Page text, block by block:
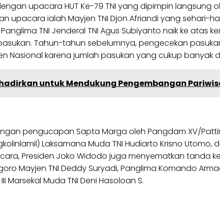
upacara HUT Ke-79 TNI yang dipimpin langsung
upacara ialah Mayjen TNI Djon Afriandi yang sehari-
TNI Jenderal TNI Agus Subiyanto naik ke
Tahun-tahun sebelumnya, pengecekan
Nasional karena jumlah pasukan yang cukup
untuk Mendukung Pengembangan
pengucapan Sapta Marga oleh Pangdam XV/
Laksamana Muda TNI Hudiarto Krisno Utomo,
Presiden Joko Widodo juga menyematkan tanda
Mayjen TNI Deddy Suryadi, Panglima Komando
Muda TNI Deni Hasoloan S.